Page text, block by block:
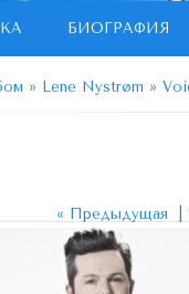
БИОГРАФИЯ
» Lene Nystrøm »
« Предыдущая